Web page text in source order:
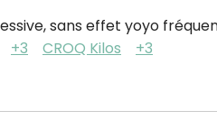
sans effet yoyo
+3 CROQ Kilos +3